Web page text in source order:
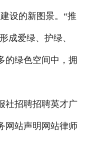
设的新图景。“推
成爱绿、护绿、
的绿色空间中，拥
招聘招聘英才广
网站声明网站律师